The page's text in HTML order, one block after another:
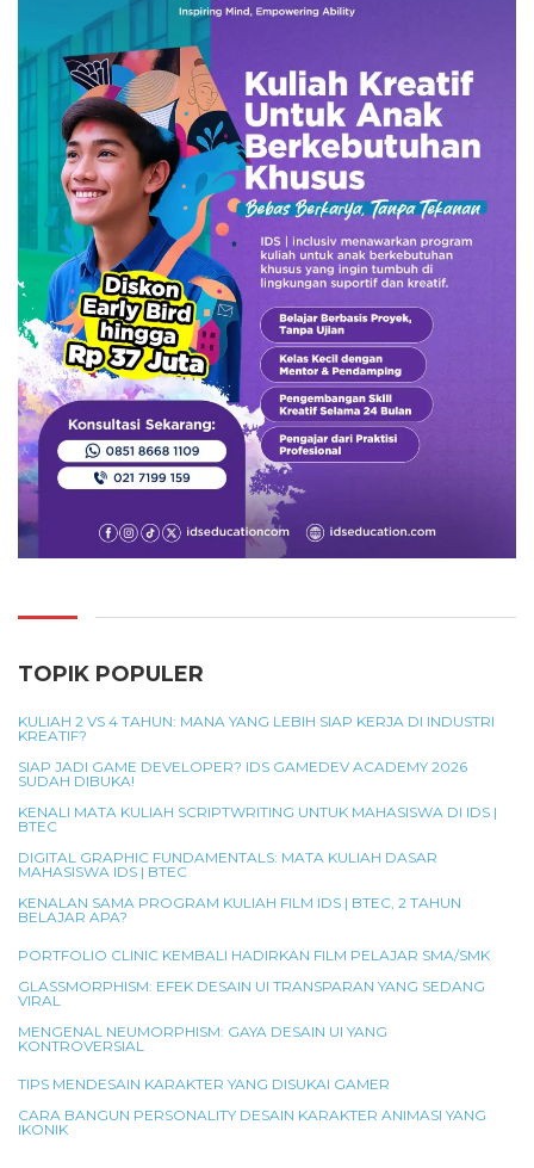
TOPIK POPULER
KULIAH 2 VS 4 TAHUN: MANA YANG LEBIH SIAP KERJA DI INDUSTRI
KREATIF?
SIAP JADI GAME DEVELOPER? IDS GAMEDEV ACADEMY 2026
SUDAH DIBUKA!
KENALI MATA KULIAH SCRIPTWRITING UNTUK MAHASISWA DI IDS |
BTEC
DIGITAL GRAPHIC FUNDAMENTALS: MATA KULIAH DASAR
MAHASISWA IDS | BTEC
KENALAN SAMA PROGRAM KULIAH FILM IDS | BTEC, 2 TAHUN
BELAJAR APA?
PORTFOLIO CLINIC KEMBALI HADIRKAN FILM PELAJAR SMA/SMK
GLASSMORPHISM: EFEK DESAIN UI TRANSPARAN YANG SEDANG
VIRAL
MENGENAL NEUMORPHISM: GAYA DESAIN UI YANG
KONTROVERSIAL
TIPS MENDESAIN KARAKTER YANG DISUKAI GAMER
CARA BANGUN PERSONALITY DESAIN KARAKTER ANIMASI YANG
IKONIK